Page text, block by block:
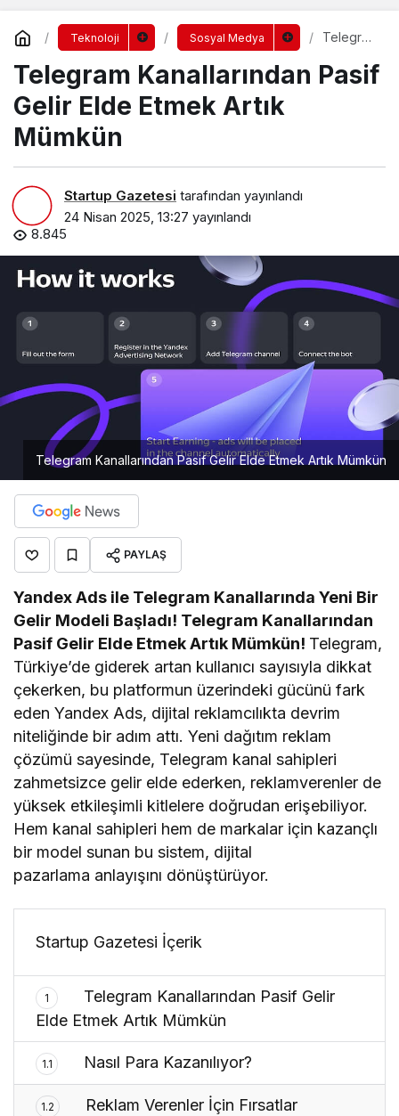
Teknoloji Sosyal Medya
Telegra
Kanalları
ndan
Telegram Kanallarından Pasif
Gelir Elde Etmek Artık
Mümkün
Startup Gazetesi tarafından yayınlandı
24 Nisan 2025, 13:27 yayınlandı
8.845
Telegram Kanallarından Pasif Gelir Elde Etmek Artık Mümkün
PAYLAŞ
Yandex Ads ile Telegram Kanallarında Yeni Bir
Gelir Modeli Başladı! Telegram Kanallarından
Pasif Gelir Elde Etmek Artık Mümkün! Telegram,
Türkiye’de giderek artan kullanıcı sayısıyla dikkat
çekerken, bu platformun üzerindeki gücünü fark
eden Yandex Ads, dijital reklamcılıkta devrim
niteliğinde bir adım attı. Yeni dağıtım reklam
çözümü sayesinde, Telegram kanal sahipleri
zahmetsizce gelir elde ederken, reklamverenler de
yüksek etkileşimli kitlelere doğrudan erişebiliyor.
Hem kanal sahipleri hem de markalar için kazançlı
bir model sunan bu sistem, dijital
pazarlama anlayışını dönüştürüyor.
Startup Gazetesi İçerik
1
Telegram Kanallarından Pasif Gelir
Elde Etmek Artık Mümkün
1.1 Nasıl Para Kazanılıyor?
1.2 Reklam Verenler İçin Fırsatlar